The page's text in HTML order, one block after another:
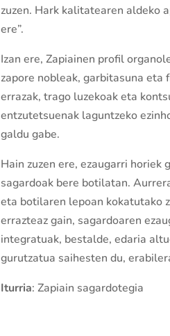
zuzen. Hark kalitatearen aldeko
ere”.
Izan ere, Zapiainen profil
zapore nobleak, garbitasuna eta
errazak, trago luzekoak eta
entzutetsuenak laguntzeko
galdu gabe.
Hain zuzen ere, ezaugarri
sagardoak bere botilatan.
eta botilaren lepoan kokatutako
errazteaz gain, sagardoaren
integratuak, bestalde, edaria
gurutzatua saihesten du,
Iturria: Zapiain sagardotegia